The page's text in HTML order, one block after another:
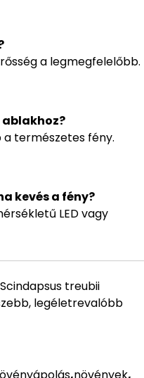
a legmegfelelőbb.
ablakhoz?
természetes fény.
kevés a fény?
LED vagy
treubii
legéletrevalóbb